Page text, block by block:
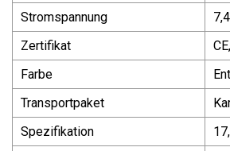
Stromspannung
Zertifikat
Farbe
Transportpaket
Spezifikation